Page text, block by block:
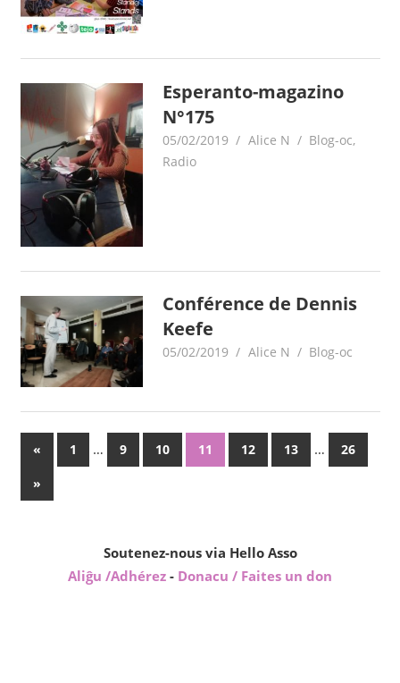
Esperanto-magazino
N°175
05/02/2019 Alice N Blog-oc,
Radio
Conférence de Dennis
Keefe
05/02/2019 Alice N Blog-oc
Posts
pagination
«Previous
Posts
1 … 9 10 11 12 13 …
26
Next
Posts
»
Soutenez-nous via Hello Asso
Aliĝu /Adhérez - Donacu / Faites un don